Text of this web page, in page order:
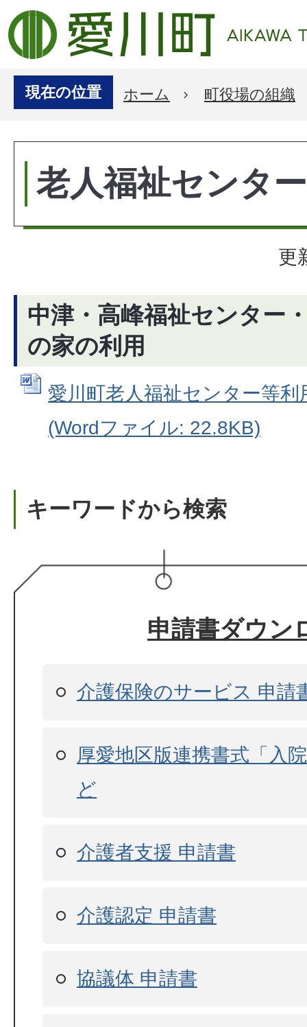
現在の位置 ホーム 町役場の組織
老人福祉センタ
更
中津・高峰福祉センター
の家の利用
愛川町老人福祉センター等利
(Wordファイル: 22.8KB)
キーワードから検索
申請書ダウン
介護保険のサービス 申請
厚愛地区版連携書式「入
ど
介護者支援 申請書
介護認定 申請書
協議体 申請書